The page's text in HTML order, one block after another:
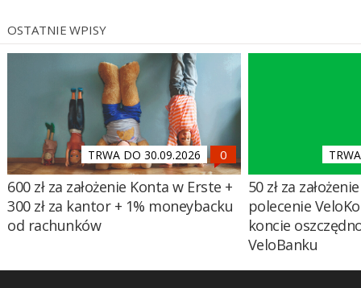
OSTATNIE WPISY
TRWA DO 30.09.2026
600 zł za założenie Konta w Erste +
300 zł za kantor + 1% moneybacku
od rachunków
50 zł za
polecenie
koncie
VeloBanku